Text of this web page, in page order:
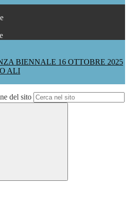
BIENNALE 16 OTTOBRE 2025
ALI
del sito